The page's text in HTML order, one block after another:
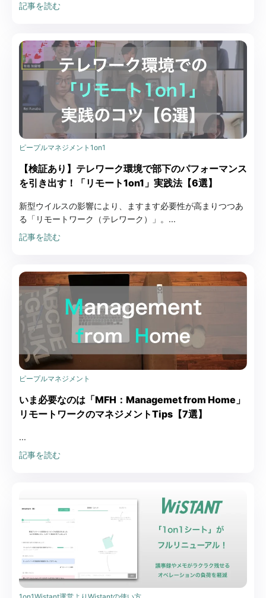
記事を読む
ピープルマネジメント 1on1
【検証あり】テレワーク環境で部下のパフォーマンス
を引き出す！「リモート1on1」実践法【6選】
新型ウイルスの影響により、ますます必要性が高まりつつあ
る「リモートワーク（テレワーク）」。...
記事を読む
ピープルマネジメント
いま必要なのは「MFH：Managemet from Home」
リモートワークのマネジメントTips【7選】
...
記事を読む